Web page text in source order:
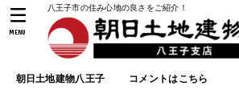
八王子市の住み心地の良さをご紹介！
朝日土地建物八王子 コメントはこちら
MENU